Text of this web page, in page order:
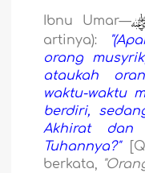
Ibnu Umar—
artinya):
orang
ataukah
waktu-waktu
berdiri,
Akhirat dan
Tuhannya?"
berkata,